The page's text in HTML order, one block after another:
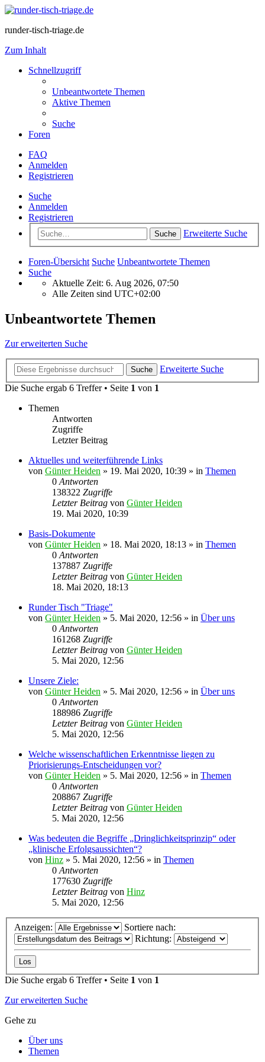
runder-tisch-triage.de
Zum Inhalt
Schnellzugriff
Unbeantwortete Themen
Aktive Themen
Suche
Foren
FAQ
Anmelden
Registrieren
Suche
Anmelden
Registrieren
Suche Erweiterte Suche
Foren-Übersicht Suche Unbeantwortete Themen
Suche
Aktuelle Zeit: 6. Aug 2026, 07:50
Alle Zeiten sind UTC+02:00
Unbeantwortete Themen
Zur erweiterten Suche
Suche
Erweiterte Suche
Die Suche ergab 6 Treffer • Seite 1 von 1
Themen
Antworten
Zugriffe
Letzter Beitrag
Aktuelles und weiterführende Links
von Günter Heiden » 19. Mai 2020, 10:39 » in Themen
0 Antworten
138322 Zugriffe
Letzter Beitrag von Günter Heiden
19. Mai 2020, 10:39
Basis-Dokumente
von Günter Heiden » 18. Mai 2020, 18:13 » in Themen
0 Antworten
137887 Zugriffe
Letzter Beitrag von Günter Heiden
18. Mai 2020, 18:13
Runder Tisch "Triage"
von Günter Heiden » 5. Mai 2020, 12:56 » in Über uns
0 Antworten
161268 Zugriffe
Letzter Beitrag von Günter Heiden
5. Mai 2020, 12:56
Unsere Ziele:
von Günter Heiden » 5. Mai 2020, 12:56 » in Über uns
0 Antworten
188986 Zugriffe
Letzter Beitrag von Günter Heiden
5. Mai 2020, 12:56
Welche wissenschaftlichen Erkenntnisse liegen zu
Priorisierungs-Entscheidungen vor?
von Günter Heiden » 5. Mai 2020, 12:56 » in Themen
0 Antworten
208867 Zugriffe
Letzter Beitrag von Günter Heiden
5. Mai 2020, 12:56
Was bedeuten die Begriffe „Dringlichkeitsprinzip“ oder
„klinische Erfolgsaussichten“?
von Hinz » 5. Mai 2020, 12:56 » in Themen
0 Antworten
177630 Zugriffe
Letzter Beitrag von Hinz
5. Mai 2020, 12:56
Anzeigen:
Sortiere nach:
Richtung:
Die Suche ergab 6 Treffer • Seite 1 von 1
Zur erweiterten Suche
Gehe zu
Über uns
Themen